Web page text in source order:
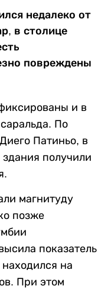
недалеко от
в столице
повреждены
и в
По
Патиньо, в
получили
магнитуду
позже
показатель
на
При этом